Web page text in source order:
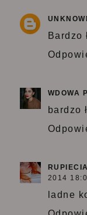
Bardzo
WDOWA
bardzo
2014
ladne